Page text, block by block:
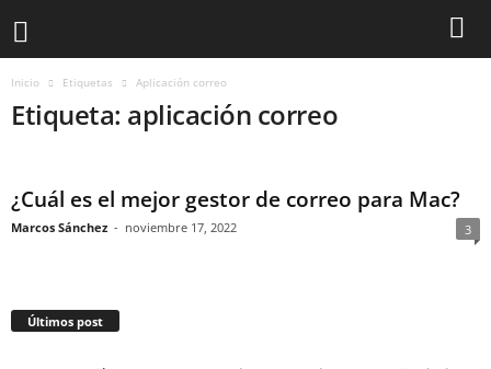
Inicio Etiquetas Aplicación correo
Etiqueta: aplicación correo
¿Cuál es el mejor gestor de correo para Mac?
Marcos Sánchez - noviembre 17, 2022 3
Últimos post